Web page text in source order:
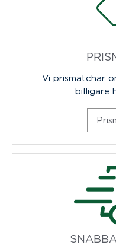
Vi prismatchar
billigare